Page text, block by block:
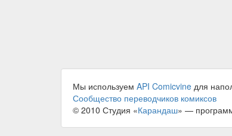
Мы используем API Comicvine для
Сообщество переводчиков комиксов
© 2010 Студия «Карандаш» —